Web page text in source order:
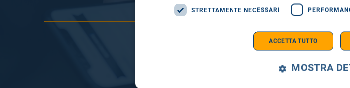
STRETTAMENTE NECESSARI
ACCETTA TUTTO
MOSTRA